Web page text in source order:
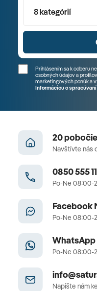
8 kategórií
Prihlásením sa k odberu
osobných údajov a
marketingových ponúk a
Informáciou o
20
Navštívte nás
0850 555
Po-Ne 08:00-
Facebook
Po-Ne 08:00-
WhatsApp
Po-Ne 08:00-
Napíšte nám